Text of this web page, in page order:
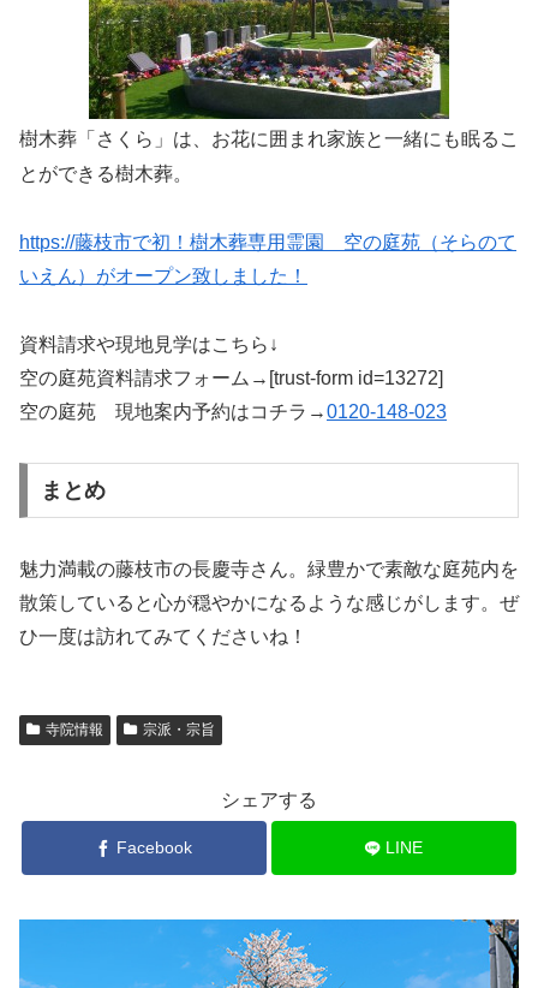
樹木葬「さくら」は、お花に囲まれ家族と一緒にも眠るこ
とができる樹木葬。
https://藤枝市で初！樹木葬専用霊園 空の庭苑（そらのて
いえん）がオープン致しました！
資料請求や現地見学はこちら↓
空の庭苑資料請求フォーム→[trust-form id=13272]
空の庭苑 現地案内予約はコチラ→0120-148-023
まとめ
魅力満載の藤枝市の長慶寺さん。緑豊かで素敵な庭苑内を
散策していると心が穏やかになるような感じがします。ぜ
ひ一度は訪れてみてくださいね！
寺院情報 宗派・宗旨
シェアする
Facebook LINE